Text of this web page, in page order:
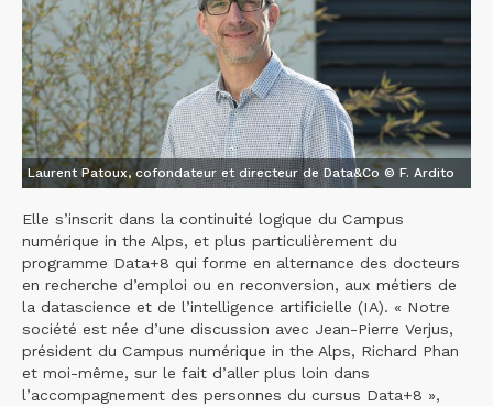
Laurent Patoux, cofondateur et directeur de Data&Co © F. Ardito
Elle s’inscrit dans la continuité logique du Campus
numérique in the Alps, et plus particulièrement du
programme Data+8 qui forme en alternance des docteurs
en recherche d’emploi ou en reconversion, aux métiers de
la datascience et de l’intelligence artificielle (IA). « Notre
société est née d’une discussion avec Jean-Pierre Verjus,
président du Campus numérique in the Alps, Richard Phan
et moi-même, sur le fait d’aller plus loin dans
l’accompagnement des personnes du cursus Data+8 »,